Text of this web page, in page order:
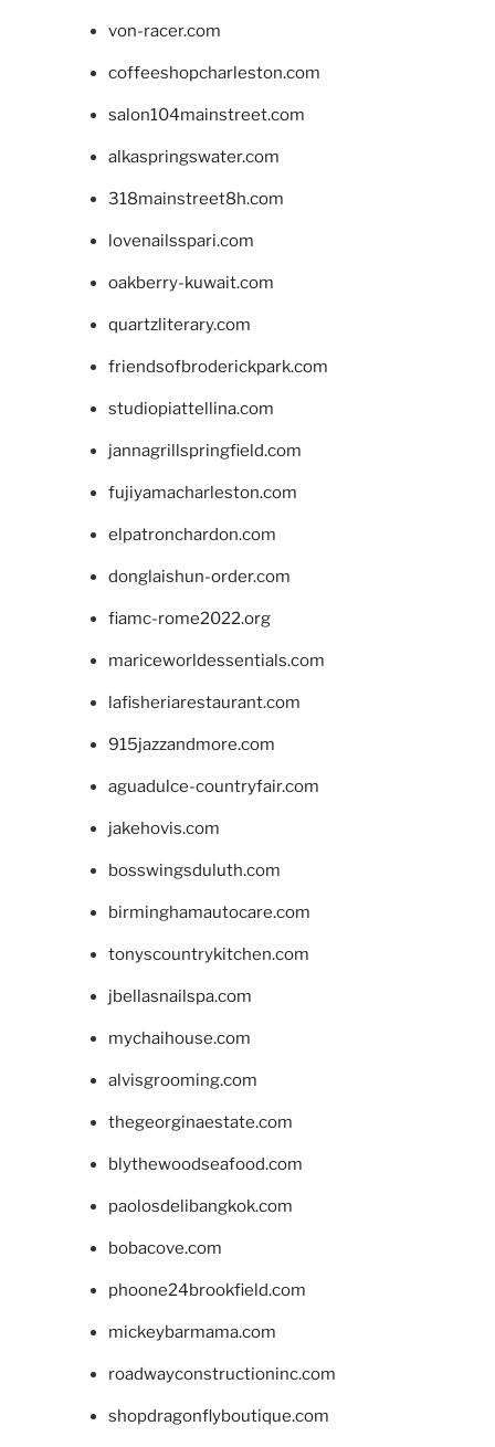
von-racer.com
coffeeshopcharleston.com
salon104mainstreet.com
alkaspringswater.com
318mainstreet8h.com
lovenailsspari.com
oakberry-kuwait.com
quartzliterary.com
friendsofbroderickpark.com
studiopiattellina.com
jannagrillspringfield.com
fujiyamacharleston.com
elpatronchardon.com
donglaishun-order.com
fiamc-rome2022.org
mariceworldessentials.com
lafisheriarestaurant.com
915jazzandmore.com
aguadulce-countryfair.com
jakehovis.com
bosswingsduluth.com
birminghamautocare.com
tonyscountrykitchen.com
jbellasnailspa.com
mychaihouse.com
alvisgrooming.com
thegeorginaestate.com
blythewoodseafood.com
paolosdelibangkok.com
bobacove.com
phoone24brookfield.com
mickeybarmama.com
roadwayconstructioninc.com
shopdragonflyboutique.com